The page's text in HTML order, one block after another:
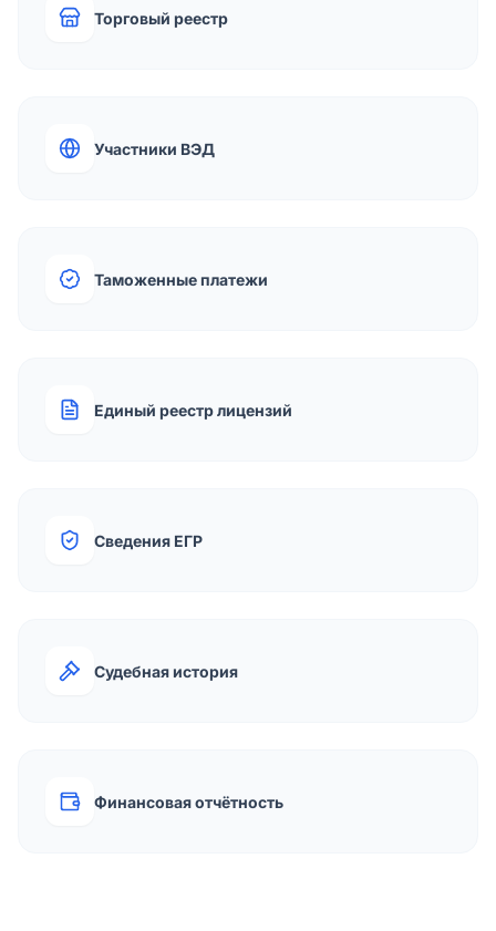
Торговый реестр
Участники ВЭД
Таможенные платежи
Единый реестр лицензий
Сведения ЕГР
Судебная история
Финансовая отчётность